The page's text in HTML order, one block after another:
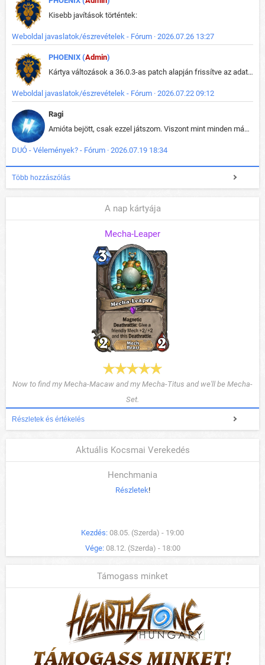
Kisebb javítások történtek:
Weboldal javaslatok/észrevételek - Fórum · 2026.07.26 13:27
PHOENIX (Admin)
Kártya változások a 36.0.3-as patch alapján frissítve az adatbázisban (képek is cserélve).
Weboldal javaslatok/észrevételek - Fórum · 2026.07.22 09:12
Ragi
Amióta bejött, csak ezzel játszom. Viszont mint minden más - akár az alapjáték is, ez is baromira összetett lett. Néha már pár kör után is esélytelen az egész. Vagy irreállisan túltápol valaki, vagy lelép a partner, vagy csak hülye mint a segg. És amikor eljönne az én időm, na akkor jön el mindenki másé is. Engem jobban érdekelne, hogy ki milyen ratingen szokott játszani. Na ez lenne egy érdekes adat.
DUÓ - Vélemények? - Fórum · 2026.07.19 18:34
Több hozzászólás
A nap kártyája
Mecha-Leaper
Now to find my Mecha-Macaw and my Mecha-Titus and we'll be Mecha-
Set.
Részletek és értékelés
Aktuális Kocsmai Verekedés
Henchmania
Részletek!
Kezdés: 08.05. (Szerda) - 19:00
Vége: 08.12. (Szerda) - 18:00
Támogass minket